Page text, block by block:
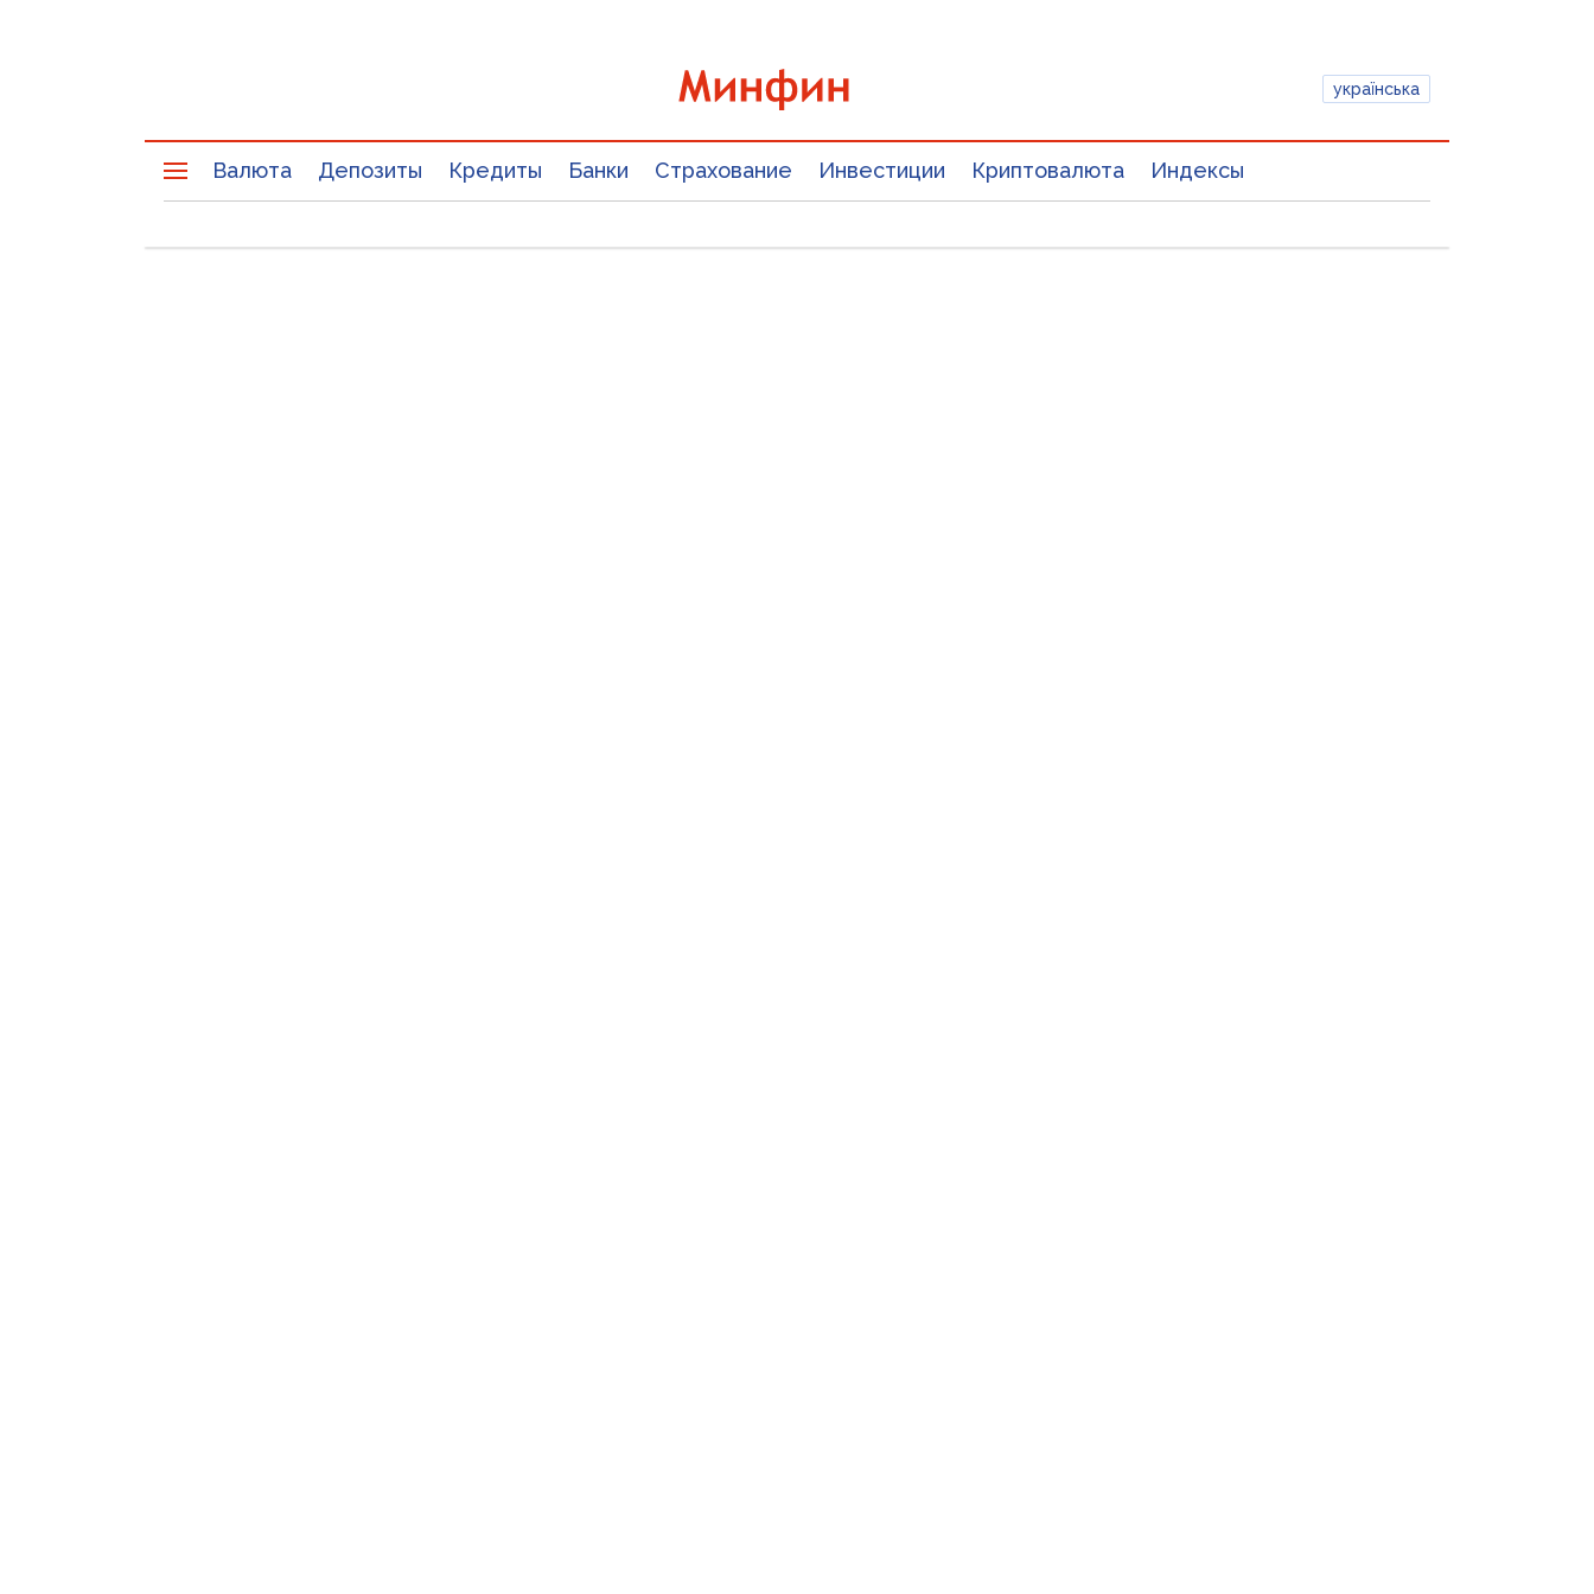
українська
Валюта Депозиты Кредиты Банки Страхование Инвестиции Криптовалюта Индексы